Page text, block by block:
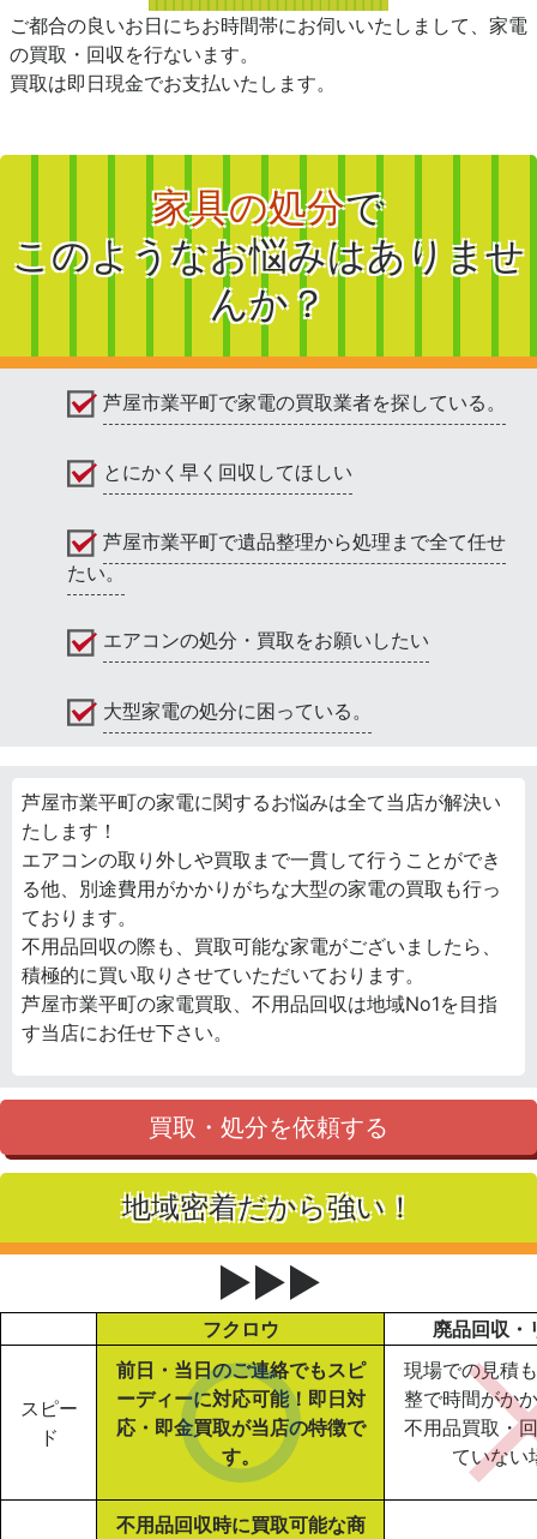
ご都合の良いお日にちお時間帯にお伺いいたしまして、家電
の買取・回収を行ないます。
買取は即日現金でお支払いたします。
家具の処分で
このようなお悩みはありませ
んか？
芦屋市業平町で家電の買取業者を探している。
とにかく早く回収してほしい
芦屋市業平町で遺品整理から処理まで全て任せ
たい。
エアコンの処分・買取をお願いしたい
大型家電の処分に困っている。
芦屋市業平町の家電に関するお悩みは全て当店が解決い
たします！
エアコンの取り外しや買取まで一貫して行うことができ
る他、別途費用がかかりがちな大型の家電の買取も行っ
ております。
不用品回収の際も、買取可能な家電がございましたら、
積極的に買い取りさせていただいております。
芦屋市業平町の家電買取、不用品回収は地域No1を目指
す当店にお任せ下さい。
買取・処分を依頼する
地域密着だから強い！
▶▶▶
フクロウ 廃品回収・
スピー
ド
前日・当日のご連絡でもスピ
ーディーに対応可能！即日対
応・即金買取が当店の特徴で
す。
現場での見積
整で時間がか
不用品買取・
ていない
不用品回収時に買取可能な商